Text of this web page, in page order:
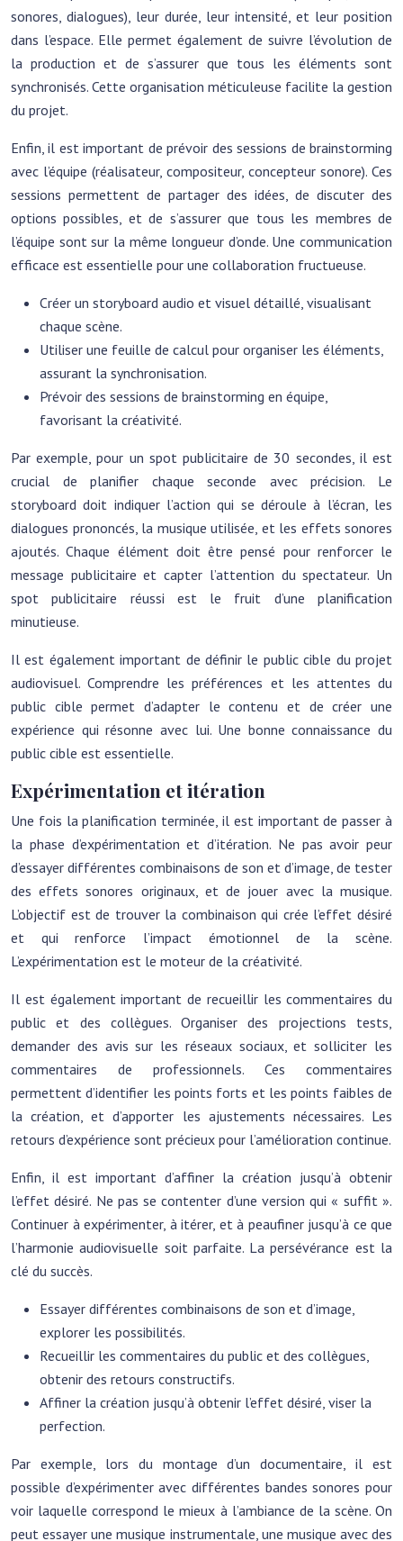
sonores, dialogues), leur durée, leur intensité, et leur position
dans l’espace. Elle permet également de suivre l’évolution de
la production et de s’assurer que tous les éléments sont
synchronisés. Cette organisation méticuleuse facilite la gestion
du projet.
Enfin, il est important de prévoir des sessions de brainstorming
avec l’équipe (réalisateur, compositeur, concepteur sonore). Ces
sessions permettent de partager des idées, de discuter des
options possibles, et de s’assurer que tous les membres de
l’équipe sont sur la même longueur d’onde. Une communication
efficace est essentielle pour une collaboration fructueuse.
Créer un storyboard audio et visuel détaillé, visualisant
chaque scène.
Utiliser une feuille de calcul pour organiser les éléments,
assurant la synchronisation.
Prévoir des sessions de brainstorming en équipe,
favorisant la créativité.
Par exemple, pour un spot publicitaire de 30 secondes, il est
crucial de planifier chaque seconde avec précision. Le
storyboard doit indiquer l’action qui se déroule à l’écran, les
dialogues prononcés, la musique utilisée, et les effets sonores
ajoutés. Chaque élément doit être pensé pour renforcer le
message publicitaire et capter l’attention du spectateur. Un
spot publicitaire réussi est le fruit d’une planification
minutieuse.
Il est également important de définir le public cible du projet
audiovisuel. Comprendre les préférences et les attentes du
public cible permet d’adapter le contenu et de créer une
expérience qui résonne avec lui. Une bonne connaissance du
public cible est essentielle.
Expérimentation et itération
Une fois la planification terminée, il est important de passer à
la phase d’expérimentation et d’itération. Ne pas avoir peur
d’essayer différentes combinaisons de son et d’image, de tester
des effets sonores originaux, et de jouer avec la musique.
L’objectif est de trouver la combinaison qui crée l’effet désiré
et qui renforce l’impact émotionnel de la scène.
L’expérimentation est le moteur de la créativité.
Il est également important de recueillir les commentaires du
public et des collègues. Organiser des projections tests,
demander des avis sur les réseaux sociaux, et solliciter les
commentaires de professionnels. Ces commentaires
permettent d’identifier les points forts et les points faibles de
la création, et d’apporter les ajustements nécessaires. Les
retours d’expérience sont précieux pour l’amélioration continue.
Enfin, il est important d’affiner la création jusqu’à obtenir
l’effet désiré. Ne pas se contenter d’une version qui « suffit ».
Continuer à expérimenter, à itérer, et à peaufiner jusqu’à ce que
l’harmonie audiovisuelle soit parfaite. La persévérance est la
clé du succès.
Essayer différentes combinaisons de son et d’image,
explorer les possibilités.
Recueillir les commentaires du public et des collègues,
obtenir des retours constructifs.
Affiner la création jusqu’à obtenir l’effet désiré, viser la
perfection.
Par exemple, lors du montage d’un documentaire, il est
possible d’expérimenter avec différentes bandes sonores pour
voir laquelle correspond le mieux à l’ambiance de la scène. On
peut essayer une musique instrumentale, une musique avec des